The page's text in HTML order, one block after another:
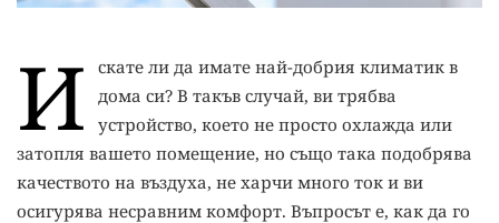
И
скате ли да имате най-добрия климатик в
дома си? В такъв случай, ви трябва
устройство, което не просто охлажда или
затопля вашето помещение, но също така подобрява
качеството на въздуха, не харчи много ток и ви
осигурява несравним комфорт. Въпросът е, как да го